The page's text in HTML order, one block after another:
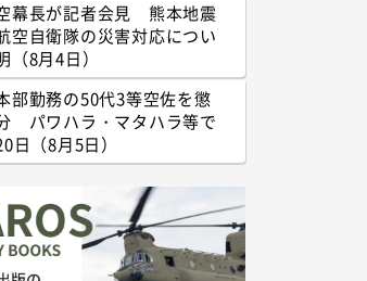
幕長が記者会見 熊本地震
空自衛隊の災害対応につい
（8月4日）
部勤務の50代3等空佐を懲
パワハラ・マタハラ等で
日（8月5日）